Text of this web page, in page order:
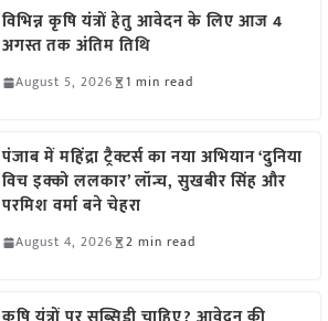
विभिन्न कृषि यंत्रों हेतु आवेदन के लिए आज 4
अगस्त तक अंतिम तिथि
August 5, 2026 1 min read
पंजाब में महिंद्रा ट्रैक्टर्स का नया अभियान ‘दुनिया
विच इक्को ललकार’ लॉन्च, सुखबीर सिंह और
परमिश वर्मा बने चेहरा
August 4, 2026 2 min read